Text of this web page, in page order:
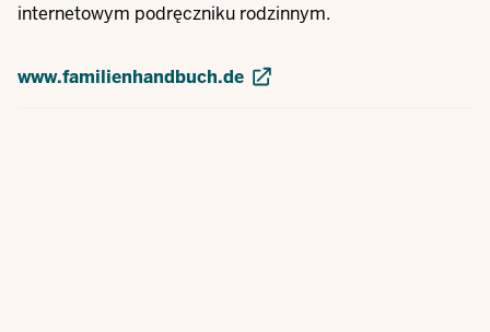
internetowym podręczniku rodzinnym.
www.familienhandbuch.de